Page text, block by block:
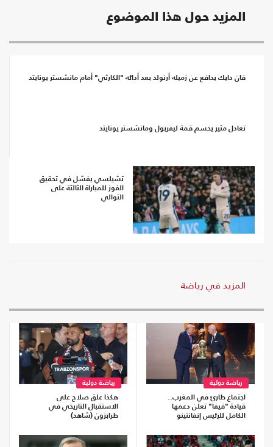
المزيد حول هذا الموضوع
فان دايك يدافع عن زميله أرنولد بعد أدائه "الكارثي" أمام مانشستر يونايتد
تعادل مثير يحسم قمة ليفربول ومانشستر يونايتد
تشيلسي يفشل في تحقيق
الفوز للمباراة الثالثة على
التوالي
المزيد في رياضة
رياضة دولية
اجتماع طارئ في المغرب..
قيادة "فيفا" تعلن دعمها
الكامل للرئيس إنفانتينو
رياضة دولية
هكذا علق صلاح على
الاستقبال التاريخي في
طرابزون (شاهد)